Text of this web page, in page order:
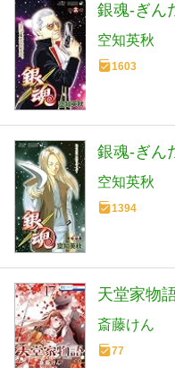
銀魂-ぎん
空知英秋
1603
銀魂-ぎん
空知英秋
1394
天堂家物
斎藤けん
77